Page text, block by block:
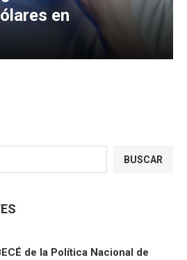
en
BUSCAR
de la Política Nacional de